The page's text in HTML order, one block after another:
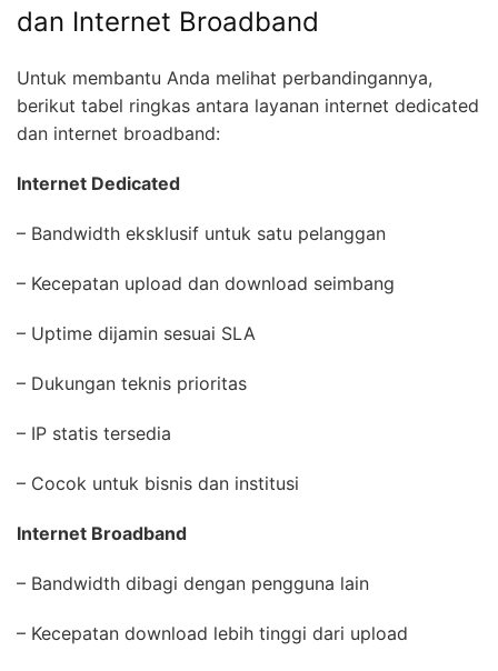
dan Internet Broadband
Untuk membantu Anda melihat perbandingannya,
berikut tabel ringkas antara layanan internet dedicated
dan internet broadband:
Internet Dedicated
– Bandwidth eksklusif untuk satu pelanggan
– Kecepatan upload dan download seimbang
– Uptime dijamin sesuai SLA
– Dukungan teknis prioritas
– IP statis tersedia
– Cocok untuk bisnis dan institusi
Internet Broadband
– Bandwidth dibagi dengan pengguna lain
– Kecepatan download lebih tinggi dari upload